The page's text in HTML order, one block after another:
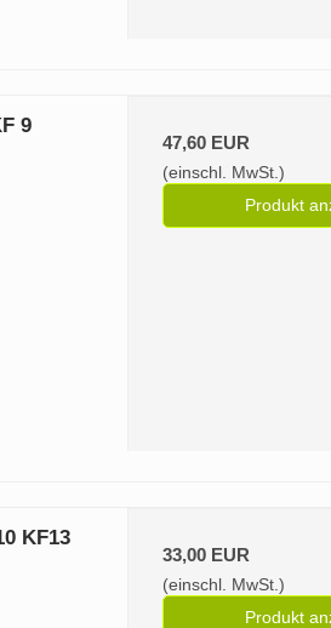
9
47,60 EUR
(einschl. MwSt.)
Produkt
KF13
33,00 EUR
(einschl. MwSt.)
Produkt